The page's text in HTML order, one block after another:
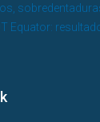
Equator: